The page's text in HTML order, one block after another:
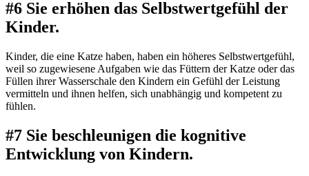
#6 Sie erhöhen das Selbstwertgefühl der
Kinder.
Kinder, die eine Katze haben, haben ein höheres Selbstwertgefühl,
weil so zugewiesene Aufgaben wie das Füttern der Katze oder das
Füllen ihrer Wasserschale den Kindern ein Gefühl der Leistung
vermitteln und ihnen helfen, sich unabhängig und kompetent zu
fühlen.
#7 Sie beschleunigen die kognitive
Entwicklung von Kindern.